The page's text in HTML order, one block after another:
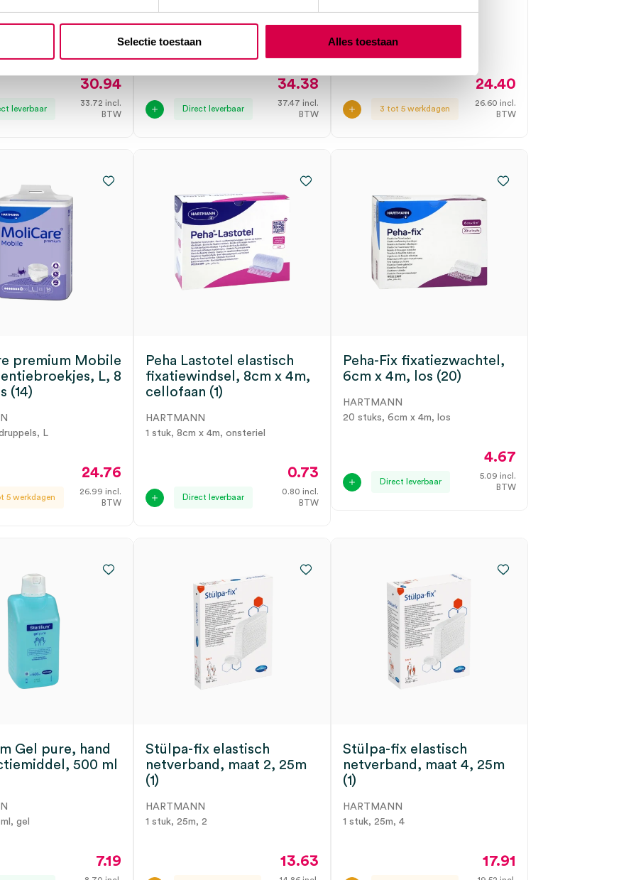
Selectie toestaan Alles toestaan
L, S
leverbaar
30.94
33.72 incl.
BTW
30 stuks, L, 7 druppels
Direct leverbaar
34.38
37.47 incl.
BTW
30 stuks, 6 druppels, L
3 tot 5 werkdagen
24.40
26.60 incl.
BTW
premium Mobile
L, 8
(14)
L
5 werkdagen
24.76
26.99 incl.
BTW
Peha Lastotel elastisch
fixatiewindsel, 8cm x 4m,
cellofaan (1)
HARTMANN
1 stuk, 8cm x 4m, onsteriel
Direct leverbaar
0.73
0.80 incl.
BTW
Peha-Fix fixatiezwachtel,
6cm x 4m, los (20)
HARTMANN
20 stuks, 6cm x 4m, los
Direct leverbaar
4.67
5.09 incl.
BTW
Gel pure, hand
500 ml
gel
7.19
Stülpa-fix elastisch
netverband, maat 2, 25m
(1)
HARTMANN
1 stuk, 25m, 2
13.63
Stülpa-fix elastisch
netverband, maat 4, 25m
(1)
HARTMANN
1 stuk, 25m, 4
17.91